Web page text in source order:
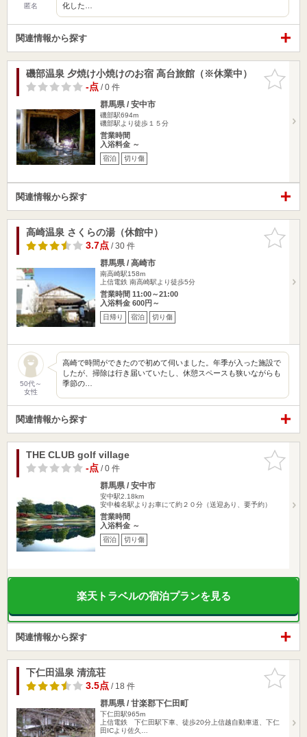
匿名
化した…
関連情報から探す
お気に入
りに追加
磯部温泉 夕焼け小焼けのお宿 高台旅館（※休業中）
-点/ 0 件
群馬県 / 安中市
磯部駅694m
磯部駅より徒歩１５分
営業時間
入浴料金 ～
宿泊 切り傷
関連情報から探す
お気に入
りに追加
高崎温泉 さくらの湯（休館中）
3.7点/ 30 件
群馬県 / 高崎市
南高崎駅158m
上信電鉄 南高崎駅より徒歩5分
営業時間 11:00～21:00
入浴料金 600円～
日帰り 宿泊 切り傷
50代～
女性
高崎で時間ができたので初めて伺いました。年季が入った施設で
したが、掃除は行き届いていたし、休憩スペースも狭いながらも
季節の…
関連情報から探す
お気に入
りに追加
THE CLUB golf village
-点/ 0 件
群馬県 / 安中市
安中駅2.18km
安中榛名駅よりお車にて約２０分（送迎あり、要予約）
営業時間
入浴料金 ～
宿泊 切り傷
楽天トラベルの宿泊プランを見る
関連情報から探す
お気に入
りに追加
下仁田温泉 清流荘
3.5点/ 18 件
群馬県 / 甘楽郡下仁田町
下仁田駅965m
上信電鉄 下仁田駅下車、徒歩20分上信越自動車道、下仁
田ICより佐久…